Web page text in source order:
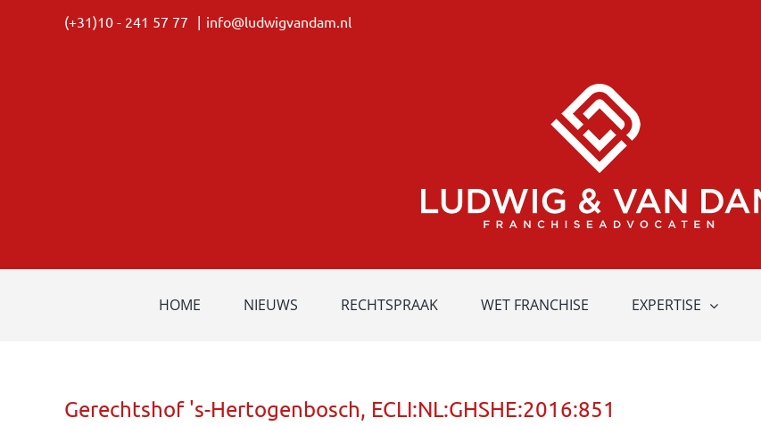
(+31)10 - 241 57 77 | info@ludwigvandam.nl
HOME NIEUWS RECHTSPRAAK WET FRANCHISE EXPERTISE
Gerechtshof 's-Hertogenbosch, ECLI:NL:GHSHE:2016:851